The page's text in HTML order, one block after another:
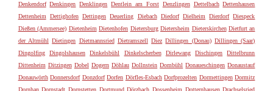
Denkendorf Denkingen Denklingen Dentlein am Forst Denzlingen Dettelbach Dettenhausen
Dettenheim
Dettighofen Dettingen Deuerling Diebach Diedorf Dielheim Dierdorf Diespeck
Dießen (Ammersee) Dietenheim Dietenhofen Dietersburg Dietersheim Dieterskirchen Dietfurt an
der Altmühl Dietingen Dietmannsried Dietramszell Diez Dillingen (Donau) Dillingen (Saar)
Dingolfing
Dingolshausen Dinkelsbühl Dinkelscherben Dirlewang Dischingen
Dittelbrunn
Dittenheim Ditzingen Dobel Dogern Döhlau Dollnstein Dombühl Donaueschingen Donaustauf
Donauwörth Donnersdorf Donzdorf Dorfen Dörfles-Esbach Dorfprozelten Dormettingen Dormitz
Dornhan Dornstadt Dornstetten Dortmund Dörzbach Dossenheim Dotternhausen Drachselsried